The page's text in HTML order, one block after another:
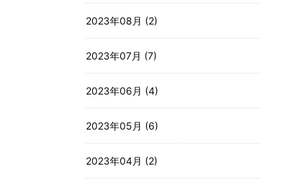
2023年08月 (2)
2023年07月 (7)
2023年06月 (4)
2023年05月 (6)
2023年04月 (2)